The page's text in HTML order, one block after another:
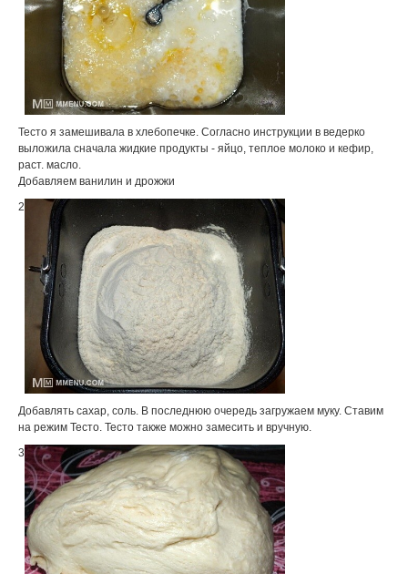
Тесто я замешивала в хлебопечке. Согласно инструкции в ведерко
выложила сначала жидкие продукты - яйцо, теплое молоко и кефир,
раст. масло.
Добавляем ванилин и дрожжи
2
Добавлять сахар, соль. В последнюю очередь загружаем муку. Ставим
на режим Тесто. Тесто также можно замесить и вручную.
3